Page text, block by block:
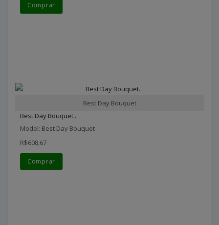
Comprar
Best Day Bouquet
Best Day Bouquet..
Model: Best Day Bouquet
R$608,67
Comprar